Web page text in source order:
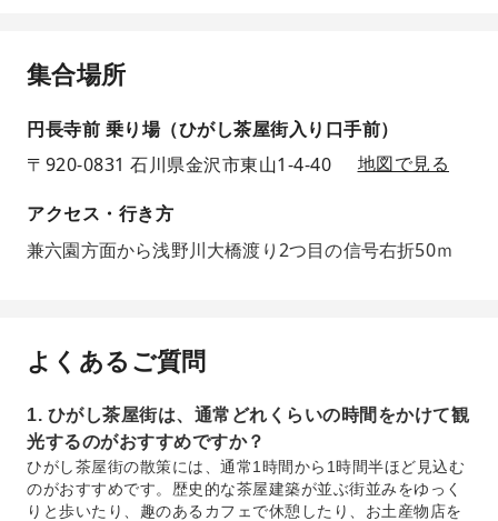
集合場所
円長寺前 乗り場（ひがし茶屋街入り口手前）
〒920-0831 石川県金沢市東山1-4-40
地図で見る
アクセス・行き方
兼六園方面から浅野川大橋渡り2つ目の信号右折50ｍ
よくあるご質問
1. ひがし茶屋街は、通常どれくらいの時間をかけて観
光するのがおすすめですか？
ひがし茶屋街の散策には、通常1時間から1時間半ほど見込む
のがおすすめです。歴史的な茶屋建築が並ぶ街並みをゆっく
りと歩いたり、趣のあるカフェで休憩したり、お土産物店を